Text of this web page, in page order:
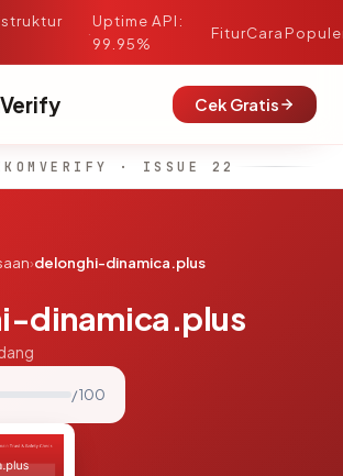
·
Uptime API:
99.95%
FiturCara
Cek Gratis
· ISSUE 22
›delonghi-dinamica.plus
dinamica.plus
/ 100